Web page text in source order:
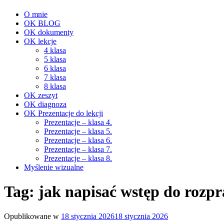
O mnie
OK BLOG
OK dokumenty
OK lekcje
4 klasa
5 klasa
6 klasa
7 klasa
8 klasa
OK zeszyt
OK diagnoza
OK Prezentacje do lekcji
Prezentacje – klasa 4.
Prezentacje – klasa 5.
Prezentacje – klasa 6.
Prezentacje – klasa 7.
Prezentacje – klasa 8.
Myślenie wizualne
Tag: jak napisać wstęp do
Opublikowane w 18 stycznia 202618 stycznia 2026